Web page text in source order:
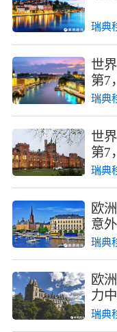
瑞典
世
第7
瑞典
世
第7
瑞典
欧
意外
瑞典
欧
力
瑞典